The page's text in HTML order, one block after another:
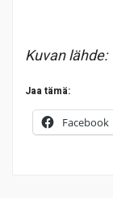
Kuvan lähde:
Jaa tämä:
Facebook